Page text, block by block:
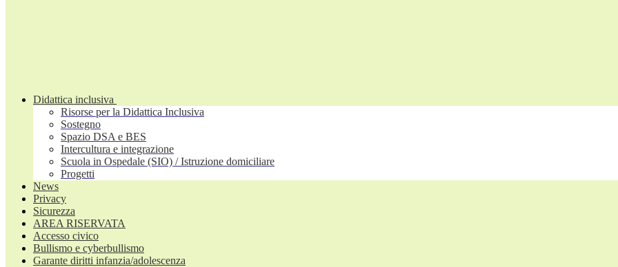
Didattica inclusiva
Risorse per la Didattica Inclusiva
Sostegno
Spazio DSA e BES
Intercultura e integrazione
Scuola in Ospedale (SIO) / Istruzione domiciliare
Progetti
News
Privacy
Sicurezza
AREA RISERVATA
Accesso civico
Bullismo e cyberbullismo
Garante diritti infanzia/adolescenza